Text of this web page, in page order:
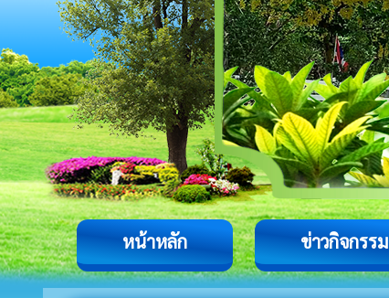
หน้าหลัก ข่าวกิจกรรม